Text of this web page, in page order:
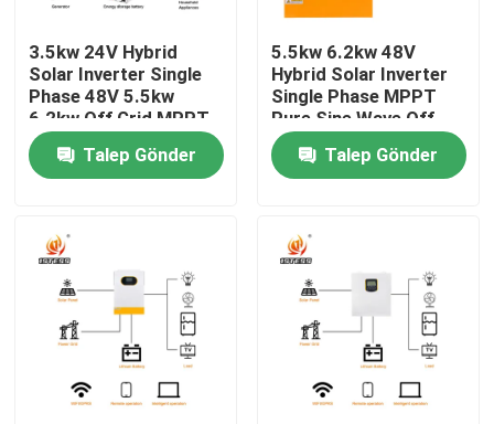
Fabrika turu
Kalite Kontrolü
Bir İndirim İste
VFD Değişken Frekans Sürücüsü
3.5kw 24V Hybrid
Solar Inverter Single
Phase 48V 5.5kw
6.2kw Off Grid MPPT
Pure Sine Wave With
Lithium Battery
Activation
Talep Gönder
5.5kw 6.2kw 48V
Hybrid Solar Inverter
Single Phase MPPT
Pure Sine Wave Off
Grid Solar Inverter
Fast 10ms Transfer
Time
Talep Gönder